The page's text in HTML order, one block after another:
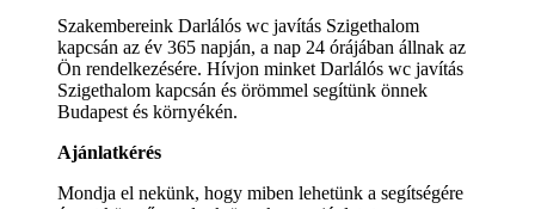
Szakembereink Darlálós wc javítás Szigethalom
kapcsán az év 365 napján, a nap 24 órájában állnak az
Ön rendelkezésére. Hívjon minket Darlálós wc javítás
Szigethalom kapcsán és örömmel segítünk önnek
Budapest és környékén.
Ajánlatkérés
Mondja el nekünk, hogy miben lehetünk a segítségére